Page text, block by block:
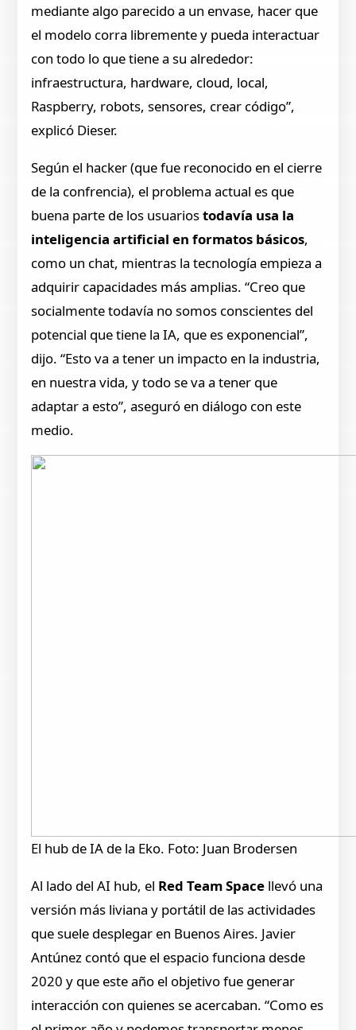
mediante algo parecido a un envase, hacer que
el modelo corra libremente y pueda interactuar
con todo lo que tiene a su alrededor:
infraestructura, hardware, cloud, local,
Raspberry, robots, sensores, crear código”,
explicó Dieser.
Según el hacker (que fue reconocido en el cierre
de la confrencia), el problema actual es que
buena parte de los usuariostodavía usa la
inteligencia artificial en formatos básicos,
como un chat, mientras la tecnología empieza a
adquirir capacidades más amplias. “Creo que
socialmente todavía no somos conscientes del
potencial que tiene la IA, que es exponencial”,
dijo. “Esto va a tener un impacto en la industria,
en nuestra vida, y todo se va a tener que
adaptar a esto”, aseguró en diálogo con este
medio.
El hub de IA de la Eko. Foto: Juan Brodersen
Al lado del AI hub, el Red Team Space llevó una
versión más liviana y portátil de las actividades
que suele desplegar en Buenos Aires. Javier
Antúnez contó que el espacio funciona desde
2020 y que este año el objetivo fue generar
interacción con quienes se acercaban. “Como es